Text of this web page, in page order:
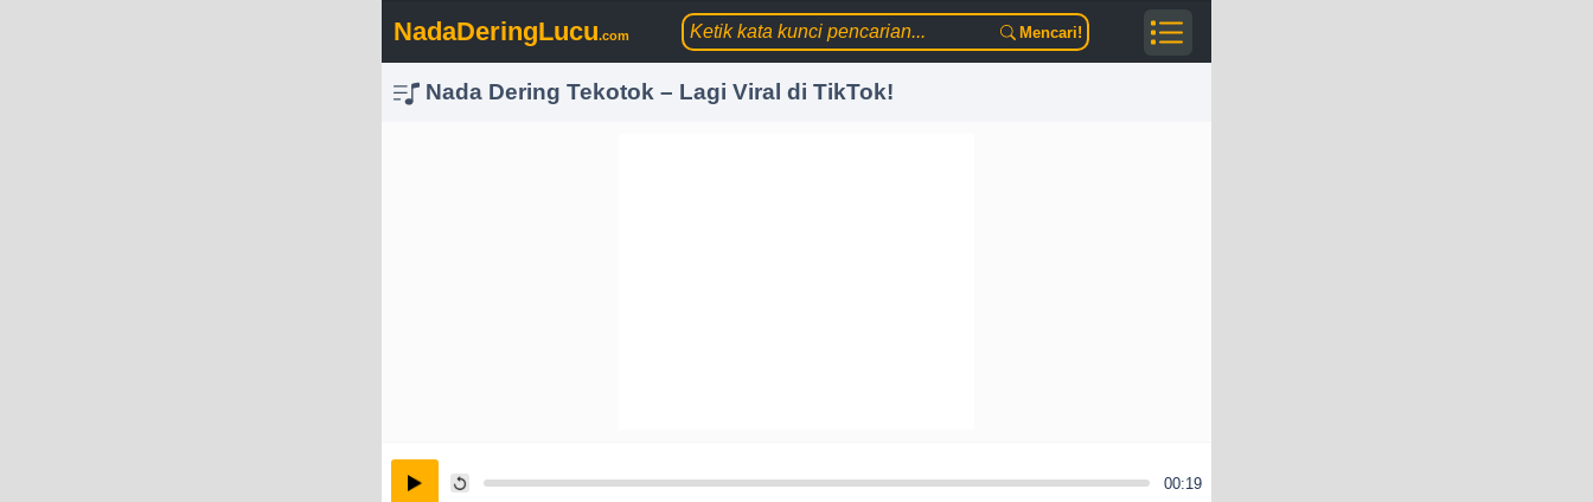
NadaDeringLucu.com Mencari!
Nada Dering Tekotok – Lagi Viral di TikTok!
00:19